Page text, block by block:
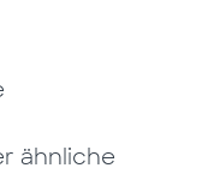
ähnliche